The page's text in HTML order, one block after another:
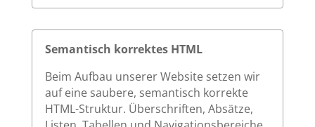
Semantisch korrektes HTML
Beim Aufbau unserer Website setzen wir
auf eine saubere, semantisch korrekte
HTML-Struktur. Überschriften, Absätze,